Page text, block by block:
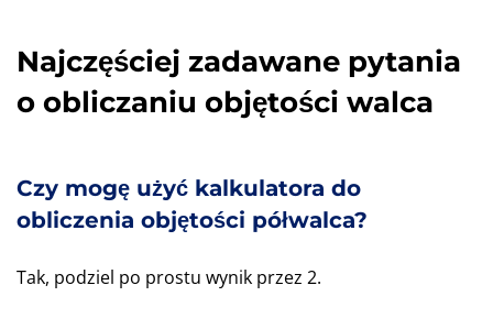
Najczęściej zadawane pytania
o obliczaniu objętości walca
Czy mogę użyć kalkulatora do
obliczenia objętości półwalca?
Tak, podziel po prostu wynik przez 2.